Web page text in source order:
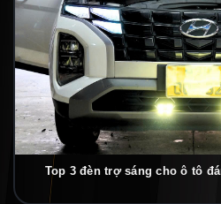
Top 3 đèn trợ sáng cho ô tô